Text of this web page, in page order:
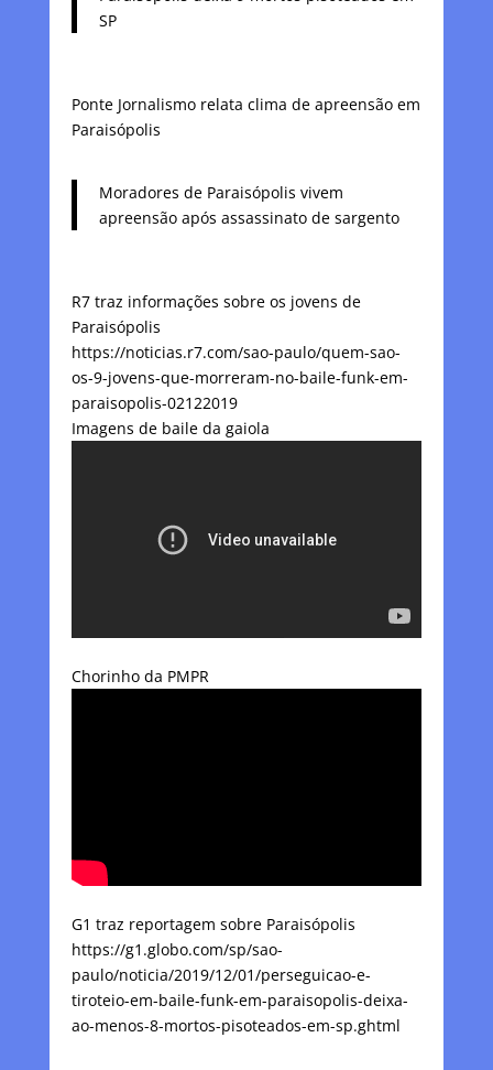
SP
Ponte Jornalismo relata clima de apreensão em
Paraisópolis
Moradores de Paraisópolis vivem
apreensão após assassinato de sargento
R7 traz informações sobre os jovens de
Paraisópolis
https://noticias.r7.com/sao-paulo/quem-sao-
os-9-jovens-que-morreram-no-baile-funk-em-
paraisopolis-02122019
Imagens de baile da gaiola
Chorinho da PMPR
G1 traz reportagem sobre Paraisópolis
https://g1.globo.com/sp/sao-
paulo/noticia/2019/12/01/perseguicao-e-
tiroteio-em-baile-funk-em-paraisopolis-deixa-
ao-menos-8-mortos-pisoteados-em-sp.ghtml